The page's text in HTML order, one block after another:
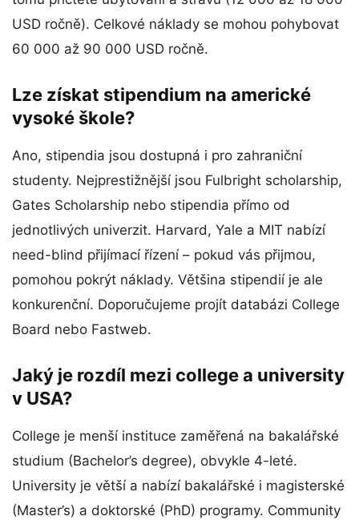
USD ročně). Celkové náklady se mohou pohybovat
60 000 až 90 000 USD ročně.
Lze získat stipendium na americké
vysoké škole?
Ano, stipendia jsou dostupná i pro zahraniční
studenty. Nejprestižnější jsou Fulbright scholarship,
Gates Scholarship nebo stipendia přímo od
jednotlivých univerzit. Harvard, Yale a MIT nabízí
need-blind přijímací řízení – pokud vás přijmou,
pomohou pokrýt náklady. Většina stipendií je ale
konkurenční. Doporučujeme projít databázi College
Board nebo Fastweb.
Jaký je rozdíl mezi college a university
v USA?
College je menší instituce zaměřená na bakalářské
studium (Bachelor’s degree), obvykle 4-leté.
University je větší a nabízí bakalářské i magisterské
(Master’s) a doktorské (PhD) programy. Community